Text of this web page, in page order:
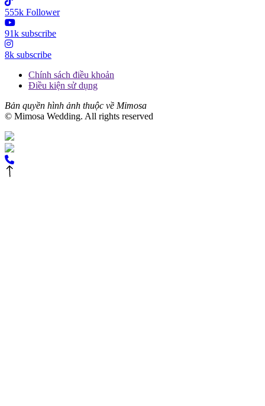
555k Follower
91k subscribe
8k subscribe
Chính sách điều khoản
Điều kiện sử dụng
Bản quyền hình ảnh thuộc về Mimosa
© Mimosa Wedding. All rights reserved